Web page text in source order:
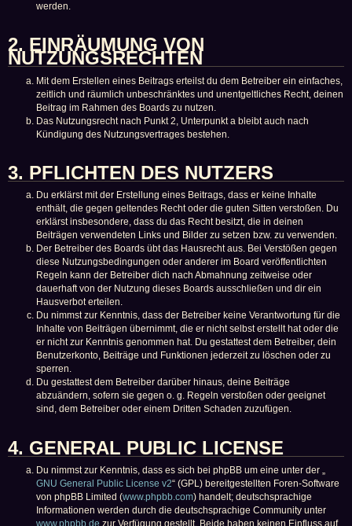
werden.
2. EINRÄUMUNG VON
NUTZUNGSRECHTEN
Mit dem Erstellen eines Beitrags erteilst du dem Betreiber ein einfaches,
zeitlich und räumlich unbeschränktes und unentgeltliches Recht, deinen
Beitrag im Rahmen des Boards zu nutzen.
Das Nutzungsrecht nach Punkt 2, Unterpunkt a bleibt auch nach
Kündigung des Nutzungsvertrages bestehen.
3. PFLICHTEN DES NUTZERS
Du erklärst mit der Erstellung eines Beitrags, dass er keine Inhalte
enthält, die gegen geltendes Recht oder die guten Sitten verstoßen. Du
erklärst insbesondere, dass du das Recht besitzt, die in deinen
Beiträgen verwendeten Links und Bilder zu setzen bzw. zu verwenden.
Der Betreiber des Boards übt das Hausrecht aus. Bei Verstößen gegen
diese Nutzungsbedingungen oder anderer im Board veröffentlichten
Regeln kann der Betreiber dich nach Abmahnung zeitweise oder
dauerhaft von der Nutzung dieses Boards ausschließen und dir ein
Hausverbot erteilen.
Du nimmst zur Kenntnis, dass der Betreiber keine Verantwortung für die
Inhalte von Beiträgen übernimmt, die er nicht selbst erstellt hat oder die
er nicht zur Kenntnis genommen hat. Du gestattest dem Betreiber, dein
Benutzerkonto, Beiträge und Funktionen jederzeit zu löschen oder zu
sperren.
Du gestattest dem Betreiber darüber hinaus, deine Beiträge
abzuändern, sofern sie gegen o. g. Regeln verstoßen oder geeignet
sind, dem Betreiber oder einem Dritten Schaden zuzufügen.
4. GENERAL PUBLIC LICENSE
Du nimmst zur Kenntnis, dass es sich bei phpBB um eine unter der „
GNU General Public License v2“ (GPL) bereitgestellten Foren-Software
von phpBB Limited (www.phpbb.com) handelt; deutschsprachige
Informationen werden durch die deutschsprachige Community unter
www.phpbb.de zur Verfügung gestellt. Beide haben keinen Einfluss auf